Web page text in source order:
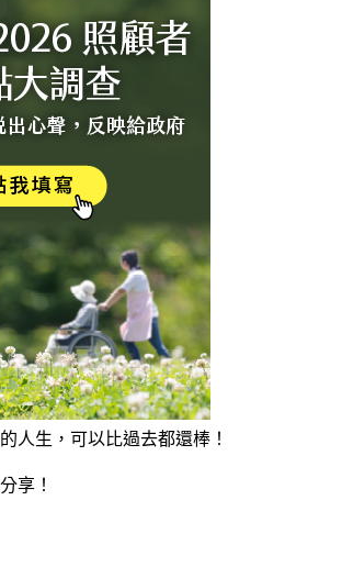
人生，可以比過去都還棒！
享！